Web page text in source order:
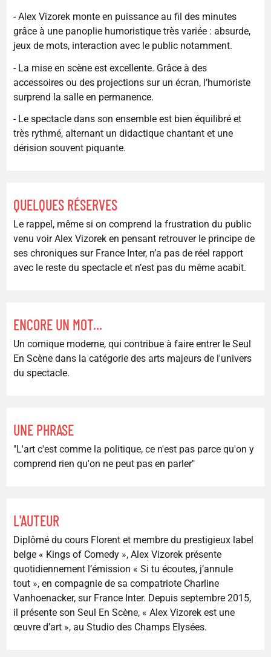
- Alex Vizorek monte en puissance au fil des minutes
grâce à une panoplie humoristique très variée : absurde,
jeux de mots, interaction avec le public notamment.
- La mise en scène est excellente. Grâce à des
accessoires ou des projections sur un écran, l’humoriste
surprend la salle en permanence.
- Le spectacle dans son ensemble est bien équilibré et
très rythmé, alternant un didactique chantant et une
dérision souvent piquante.
QUELQUES RÉSERVES
Le rappel, même si on comprend la frustration du public
venu voir Alex Vizorek en pensant retrouver le principe de
ses chroniques sur France Inter, n’a pas de réel rapport
avec le reste du spectacle et n’est pas du même acabit.
ENCORE UN MOT...
Un comique moderne, qui contribue à faire entrer le Seul
En Scène dans la catégorie des arts majeurs de l'univers
du spectacle.
UNE PHRASE
"L'art c'est comme la politique, ce n'est pas parce qu'on y
comprend rien qu'on ne peut pas en parler"
L'AUTEUR
Diplômé du cours Florent et membre du prestigieux label
belge « Kings of Comedy », Alex Vizorek présente
quotidiennement l’émission « Si tu écoutes, j’annule
tout », en compagnie de sa compatriote Charline
Vanhoenacker, sur France Inter. Depuis septembre 2015,
il présente son Seul En Scène, « Alex Vizorek est une
œuvre d’art », au Studio des Champs Elysées.